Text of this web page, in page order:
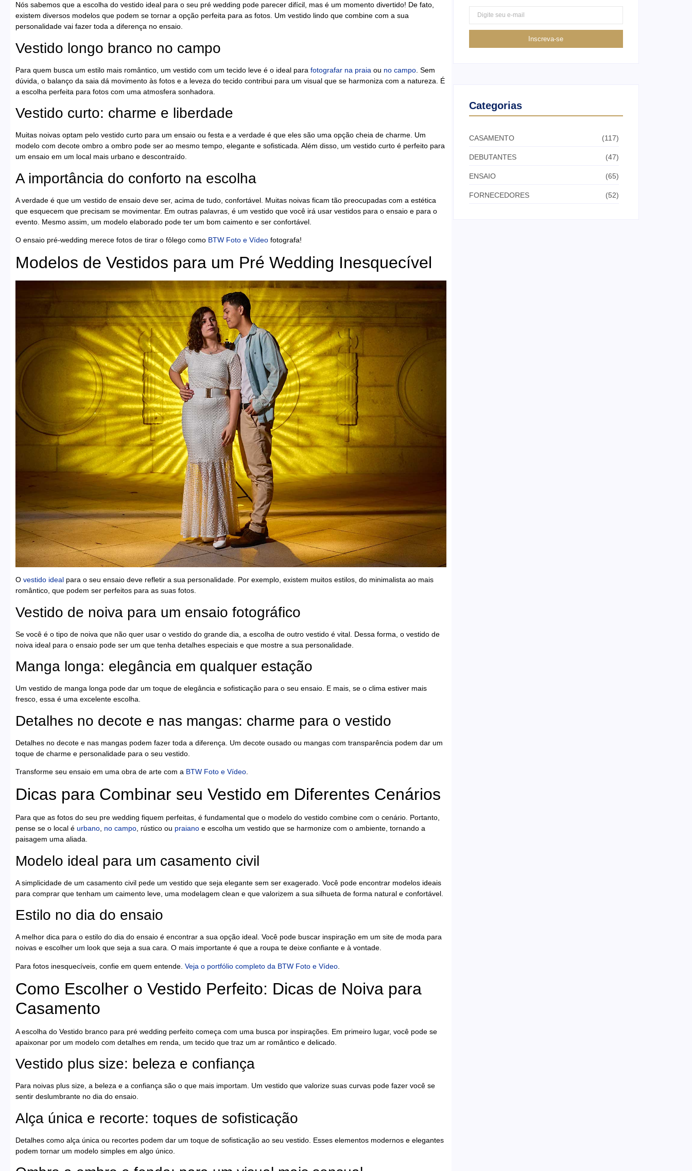
Nós sabemos que a escolha do vestido ideal para o seu pré wedding pode parecer difícil, mas é um momento divertido! De fato,
existem diversos modelos que podem se tornar a opção perfeita para as fotos. Um vestido lindo que combine com a sua
personalidade vai fazer toda a diferença no ensaio.
Vestido longo branco no campo
Para quem busca um estilo mais romântico, um vestido com um tecido leve é o ideal para fotografar na praia ou no campo . Sem
dúvida, o balanço da saia dá movimento às fotos e a leveza do tecido contribui para um visual que se harmoniza com a natureza. É
a escolha perfeita para fotos com uma atmosfera sonhadora.
Vestido curto: charme e liberdade
Muitas noivas optam pelo vestido curto para um ensaio ou festa e a verdade é que eles são uma opção cheia de charme. Um
modelo com decote ombro a ombro pode ser ao mesmo tempo, elegante e sofisticada. Além disso, um vestido curto é perfeito para
um ensaio em um local mais urbano e descontraído.
A importância do conforto na escolha
A verdade é que um vestido de ensaio deve ser, acima de tudo, confortável. Muitas noivas ficam tão preocupadas com a estética
que esquecem que precisam se movimentar. Em outras palavras, é um vestido que você irá usar vestidos para o ensaio e para o
evento. Mesmo assim, um modelo elaborado pode ter um bom caimento e ser confortável.
O ensaio pré-wedding merece fotos de tirar o fôlego como BTW Foto e Vídeo fotografa!
Modelos de Vestidos para um Pré Wedding Inesquecível
O vestido ideal para o seu ensaio deve refletir a sua personalidade. Por exemplo, existem muitos estilos, do minimalista ao mais
romântico, que podem ser perfeitos para as suas fotos.
Vestido de noiva para um ensaio fotográfico
Se você é o tipo de noiva que não quer usar o vestido do grande dia, a escolha de outro vestido é vital. Dessa forma, o vestido de
noiva ideal para o ensaio pode ser um que tenha detalhes especiais e que mostre a sua personalidade.
Manga longa: elegância em qualquer estação
Um vestido de manga longa pode dar um toque de elegância e sofisticação para o seu ensaio. E mais, se o clima estiver mais
fresco, essa é uma excelente escolha.
Detalhes no decote e nas mangas: charme para o vestido
Detalhes no decote e nas mangas podem fazer toda a diferença. Um decote ousado ou mangas com transparência podem dar um
toque de charme e personalidade para o seu vestido.
Transforme seu ensaio em uma obra de arte com a BTW Foto e Vídeo
Dicas para Combinar seu Vestido em Diferentes Cenários
Para que as fotos do seu pre wedding fiquem perfeitas, é fundamental que o modelo do vestido combine com o cenário. Portanto,
pense se o local é urbano, no campo, rústico ou praiano e escolha um vestido que se harmonize com o ambiente, tornando a
paisagem uma aliada.
Modelo ideal para um casamento civil
A simplicidade de um casamento civil pede um vestido que seja elegante sem ser exagerado. Você pode encontrar modelos ideais
para comprar que tenham um caimento leve, uma modelagem clean e que valorizem a sua silhueta de forma natural e confortável.
Estilo no dia do ensaio
A melhor dica para o estilo do dia do ensaio é encontrar a sua opção ideal. Você pode buscar inspiração em um site de moda para
noivas e escolher um look que seja a sua cara. O mais importante é que a roupa te deixe confiante e à vontade.
Para fotos inesquecíveis, confie em quem entende. Veja o portfólio completo da BTW Foto e Vídeo
Como Escolher o Vestido Perfeito: Dicas de Noiva para
Casamento
A escolha do Vestido branco para pré wedding perfeito começa com uma busca por inspirações. Em primeiro lugar, você pode se
apaixonar por um modelo com detalhes em renda, um tecido que traz um ar romântico e delicado.
Vestido plus size: beleza e confiança
Para noivas plus size, a beleza e a confiança são o que mais importam. Um vestido que valorize suas curvas pode fazer você se
sentir deslumbrante no dia do ensaio.
Alça única e recorte: toques de sofisticação
Detalhes como alça única ou recortes podem dar um toque de sofisticação ao seu vestido. Esses elementos modernos e elegantes
podem tornar um modelo simples em algo único.
Inscreva-se
Categorias
CASAMENTO (117)
DEBUTANTES (47)
ENSAIO (65)
FORNECEDORES (52)